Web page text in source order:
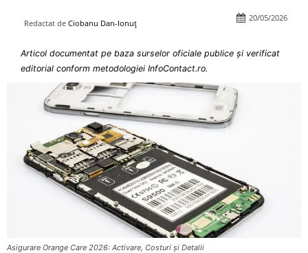
Redactat de Ciobanu Dan-Ionuț
20/05/2026
Articol documentat pe baza surselor oficiale publice și verificat
editorial conform metodologiei InfoContact.ro.
Asigurare Orange Care 2026: Activare, Costuri și Detalii